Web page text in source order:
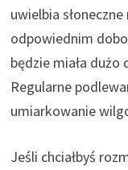
uwielbia
odpowiednim
będzie miała dużo
Regularne
umiarkowanie
Jeśli chciałbyś